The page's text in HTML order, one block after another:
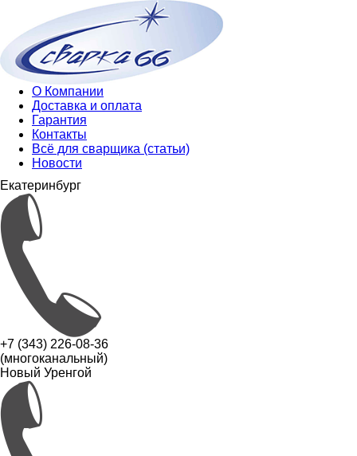
О Компании
Доставка и оплата
Гарантия
Контакты
Всё для сварщика (статьи)
Новости
Екатеринбург
+7 (343) 226-08-36
(многоканальный)
Новый Уренгой